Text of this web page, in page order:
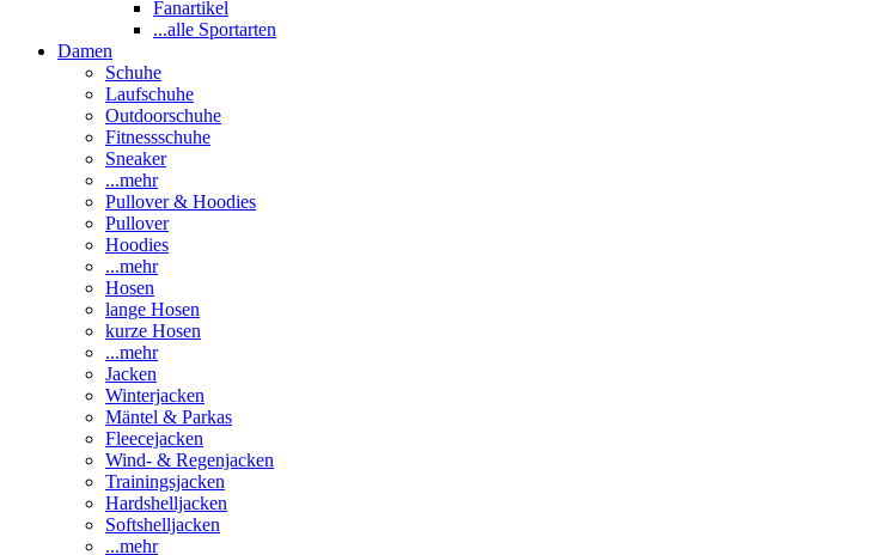
Fanartikel
...alle Sportarten
Damen
Schuhe
Laufschuhe
Outdoorschuhe
Fitnessschuhe
Sneaker
...mehr
Pullover & Hoodies
Pullover
Hoodies
...mehr
Hosen
lange Hosen
kurze Hosen
...mehr
Jacken
Winterjacken
Mäntel & Parkas
Fleecejacken
Wind- & Regenjacken
Trainingsjacken
Hardshelljacken
Softshelljacken
...mehr